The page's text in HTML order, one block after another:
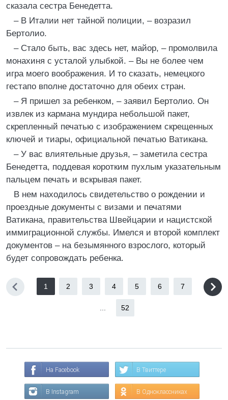
сказала сестра Бенедетта.
– В Италии нет тайной полиции, – возразил
Бертолио.
– Стало быть, вас здесь нет, майор, – промолвила
монахиня с усталой улыбкой. – Вы не более чем
игра моего воображения. И то сказать, немецкого
гестапо вполне достаточно для обеих стран.
– Я пришел за ребенком, – заявил Бертолио. Он
извлек из кармана мундира небольшой пакет,
скрепленный печатью с изображением скрещенных
ключей и тиары, официальной печатью Ватикана.
– У вас влиятельные друзья, – заметила сестра
Бенедетта, поддевая коротким пухлым указательным
пальцем печать и вскрывая пакет.
В нем находилось свидетельство о рождении и
проездные документы с визами и печатями
Ватикана, правительства Швейцарии и нацистской
иммиграционной службы. Имелся и второй комплект
документов – на безымянного взрослого, который
будет сопровождать ребенка.
1 2 3 4 5 6 7
52
На Facebook В Твиттере
В Instagram В Одноклассниках